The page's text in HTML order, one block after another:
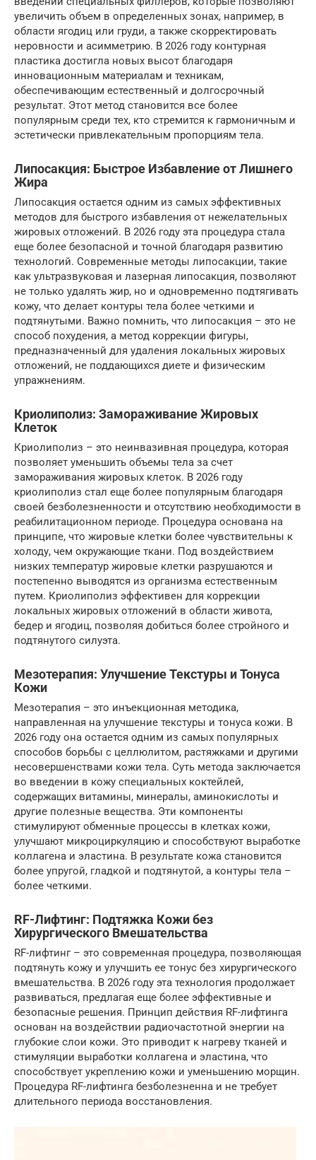
увеличить объем в определенных зонах, например, в
области ягодиц или груди, а также скорректировать
неровности и асимметрию. В 2026 году контурная
пластика достигла новых высот благодаря
инновационным материалам и техникам,
обеспечивающим естественный и долгосрочный
результат. Этот метод становится все более
популярным среди тех, кто стремится к гармоничным и
эстетически привлекательным пропорциям тела.
Липосакция: Быстрое Избавление от Лишнего
Жира
Липосакция остается одним из самых эффективных
методов для быстрого избавления от нежелательных
жировых отложений. В 2026 году эта процедура стала
еще более безопасной и точной благодаря развитию
технологий. Современные методы липосакции, такие
как ультразвуковая и лазерная липосакция, позволяют
не только удалять жир, но и одновременно подтягивать
кожу, что делает контуры тела более четкими и
подтянутыми. Важно помнить, что липосакция – это не
способ похудения, а метод коррекции фигуры,
предназначенный для удаления локальных жировых
отложений, не поддающихся диете и физическим
упражнениям.
Криолиполиз: Замораживание Жировых
Клеток
Криолиполиз – это неинвазивная процедура, которая
позволяет уменьшить объемы тела за счет
замораживания жировых клеток. В 2026 году
криолиполиз стал еще более популярным благодаря
своей безболезненности и отсутствию необходимости в
реабилитационном периоде. Процедура основана на
принципе, что жировые клетки более чувствительны к
холоду, чем окружающие ткани. Под воздействием
низких температур жировые клетки разрушаются и
постепенно выводятся из организма естественным
путем. Криолиполиз эффективен для коррекции
локальных жировых отложений в области живота,
бедер и ягодиц, позволяя добиться более стройного и
подтянутого силуэта.
Мезотерапия: Улучшение Текстуры и Тонуса
Кожи
Мезотерапия – это инъекционная методика,
направленная на улучшение текстуры и тонуса кожи. В
2026 году она остается одним из самых популярных
способов борьбы с целлюлитом, растяжками и другими
несовершенствами кожи тела. Суть метода заключается
во введении в кожу специальных коктейлей,
содержащих витамины, минералы, аминокислоты и
другие полезные вещества. Эти компоненты
стимулируют обменные процессы в клетках кожи,
улучшают микроциркуляцию и способствуют выработке
коллагена и эластина. В результате кожа становится
более упругой, гладкой и подтянутой, а контуры тела –
более четкими.
RF-Лифтинг: Подтяжка Кожи без
Хирургического Вмешательства
RF-лифтинг – это современная процедура, позволяющая
подтянуть кожу и улучшить ее тонус без хирургического
вмешательства. В 2026 году эта технология продолжает
развиваться, предлагая еще более эффективные и
безопасные решения. Принцип действия RF-лифтинга
основан на воздействии радиочастотной энергии на
глубокие слои кожи. Это приводит к нагреву тканей и
стимуляции выработки коллагена и эластина, что
способствует укреплению кожи и уменьшению морщин.
Процедура RF-лифтинга безболезненна и не требует
длительного периода восстановления.